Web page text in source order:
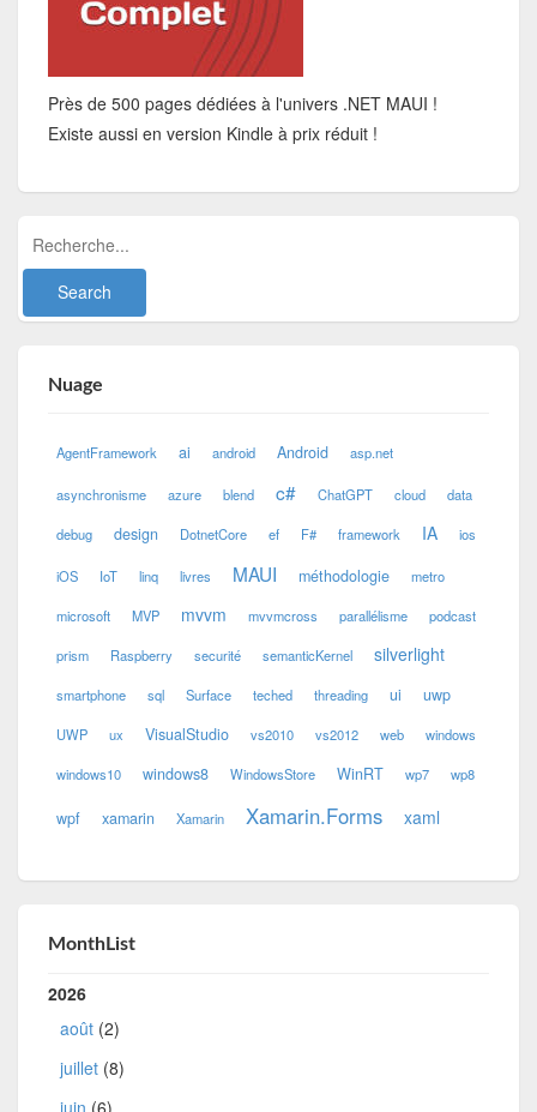
Près de 500 pages dédiées à l'univers .NET MAUI !
Existe aussi en version Kindle à prix réduit !
Nuage
AgentFramework ai android Android asp.net
asynchronisme azure blend c# ChatGPT cloud data
debug design DotnetCore ef F# framework IA ios
iOS IoT linq livres MAUI méthodologie metro
microsoft MVP mvvm mvvmcross parallélisme podcast
prism Raspberry securité semanticKernel silverlight
smartphone sql Surface teched threading ui uwp
UWP ux VisualStudio vs2010 vs2012 web windows
windows10 windows8 WindowsStore WinRT wp7 wp8
wpf xamarin Xamarin Xamarin.Forms xaml
MonthList
2026
août (2)
juillet (8)